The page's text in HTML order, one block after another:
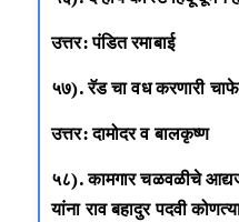
उत्तर: पंडित रमाबाई
५७). रॅड चा वध करणारी
उत्तर: दामोदर व बालकृष्ण
५८). कामगार चळवळीचे
यांना राव बहादुर पदवी